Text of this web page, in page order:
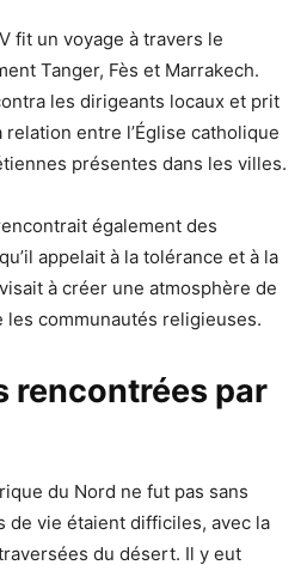
fit un voyage à travers le
Tanger, Fès et Marrakech.
les dirigeants locaux et prit
relation entre l’Église catholique
présentes dans les villes.
également des
appelait à la tolérance et à la
à créer une atmosphère de
les communautés religieuses.
rencontrées par
du Nord ne fut pas sans
de vie étaient difficiles, avec la
du désert. Il y eut